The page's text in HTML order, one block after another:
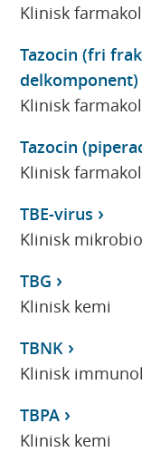
Klinisk
Tazocin (fri
delkomponent)
Klinisk
Tazocin
Klinisk
TBE-virus
Klinisk
TBG
Klinisk kemi
TBNK
Klinisk
TBPA
Klinisk kemi